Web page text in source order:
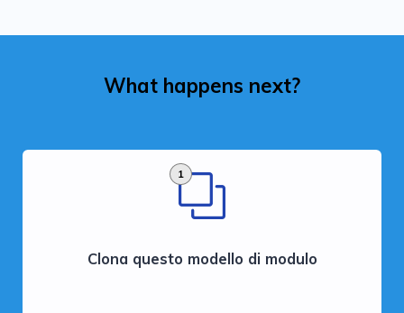
What happens next?
1
Clona questo modello di modulo